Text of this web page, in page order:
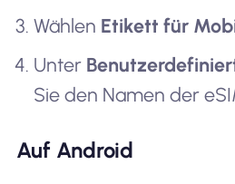
Wählen Etikett für
Unter
Sie den Namen der
Auf Android